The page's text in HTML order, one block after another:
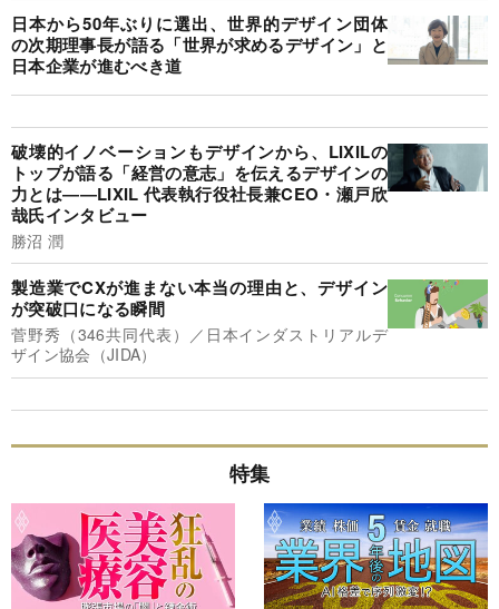
日本から50年ぶりに選出、世界的デザイン団体
の次期理事長が語る「世界が求めるデザイン」と
日本企業が進むべき道
破壊的イノベーションもデザインから、LIXILの
トップが語る「経営の意志」を伝えるデザインの
力とは――LIXIL 代表執行役社長兼CEO・瀬戸欣
哉氏インタビュー
勝沼 潤
製造業でCXが進まない本当の理由と、デザイン
が突破口になる瞬間
菅野秀（346共同代表）／日本インダストリアルデ
ザイン協会（JIDA）
特集